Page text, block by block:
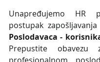
Unapređujemo HR
Prepustite obavezu